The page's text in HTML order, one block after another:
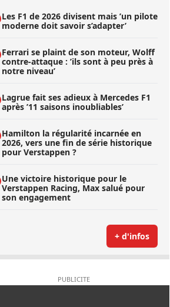
Les F1 de 2026 divisent mais ’un pilote
moderne doit savoir s’adapter’
Ferrari se plaint de son moteur, Wolff
contre-attaque : ’ils sont à peu près à
notre niveau’
Lagrue fait ses adieux à Mercedes F1
après ’11 saisons inoubliables’
Hamilton la régularité incarnée en
2026, vers une fin de série historique
pour Verstappen ?
Une victoire historique pour le
Verstappen Racing, Max salué pour
son engagement
+ d'infos